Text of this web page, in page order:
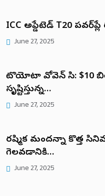
ICC అప్డేటెడ్ T20
June 27, 2025
టొయోటా వోవెన్ సిటీ: $10
సృష్టిస్తున్న…
June 27, 2025
రష్మిక మందన్నా కొత్త
గెలవడానికి…
June 27, 2025